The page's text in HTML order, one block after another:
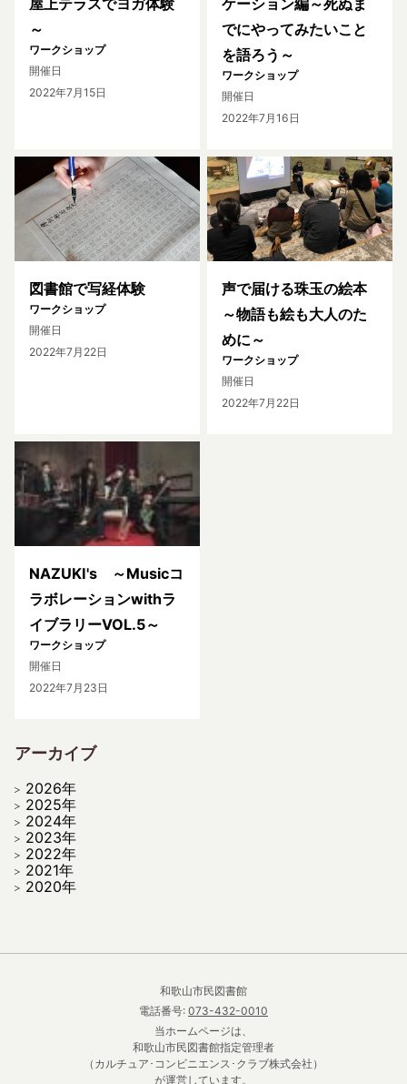
屋上テラスでヨガ体験
～
ワークショップ
開催日
2022年7月15日
ケーション編～死ぬま
でにやってみたいこと
を語ろう～
ワークショップ
開催日
2022年7月16日
図書館で写経体験
ワークショップ
開催日
2022年7月22日
声で届ける珠玉の絵本
～物語も絵も大人のた
めに～
ワークショップ
開催日
2022年7月22日
NAZUKI's ～Musicコ
ラボレーションwithラ
イブラリーVOL.5～
ワークショップ
開催日
2022年7月23日
アーカイブ
2026年
2025年
2024年
2023年
2022年
2021年
2020年
和歌山市民図書館
電話番号: 073-432-0010
当ホームページは、
和歌山市民図書館指定管理者
（カルチュア･コンビニエンス･クラブ株式会社）
が運営しています。